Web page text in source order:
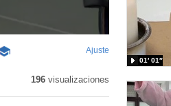
educativo
Ajuste
pantalla
196visualizaciones
01′ 01″